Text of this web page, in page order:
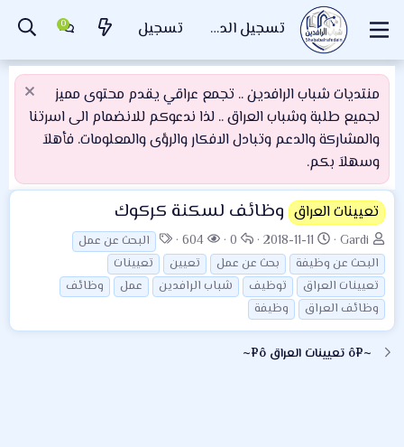
تسجيل الدخول تسجيل
منتديات شباب الرافدين .. تجمع عراقي يقدم محتوى مميز
لجميع طلبة وشباب العراق .. لذا ندعوكم للانضمام الى اسرتنا
والمشاركة والدعم وتبادل الافكار والرؤى والمعلومات. فأهلاَ
وسهلاَ بكم.
تعيينات العراق وظائف لسكنة كركوك
ب
ا
د
ئ
ا
م
Gardi
ت
ا
ر
ي
خ
ل
2018-11-11
ا
ل
ر
د
0
ا
ل
م
ش
604
ا
ل
و
س
البحث عن عمل
البحث عن وظيفة
بحث عن عمل تعيين
تعيينات
تعيينات العراق
توظيف شباب الرافدين عمل
وظائف
وظائف العراق
وظيفة
~¤ô تعيينات العراق ô¤~